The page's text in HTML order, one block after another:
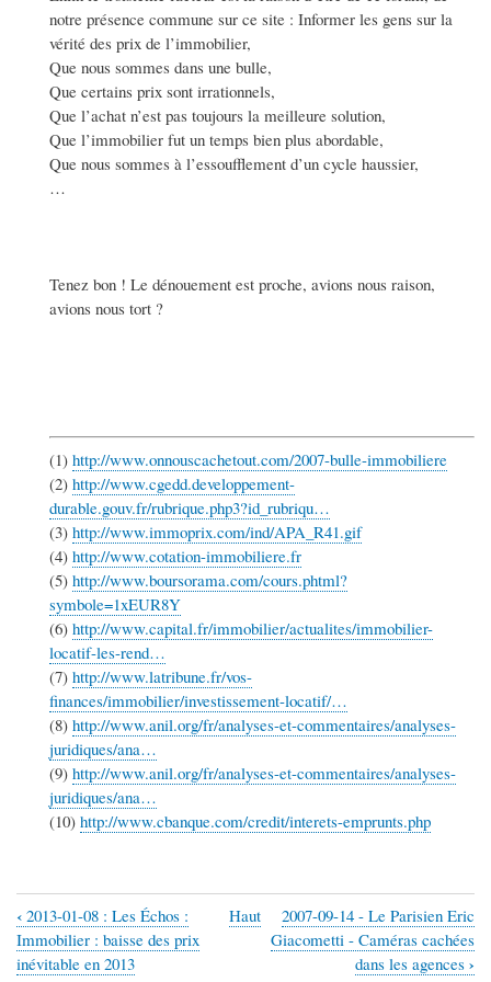
notre présence commune sur ce site : Informer les gens sur la
vérité des prix de l’immobilier,
Que nous sommes dans une bulle,
Que certains prix sont irrationnels,
Que l’achat n’est pas toujours la meilleure solution,
Que l’immobilier fut un temps bien plus abordable,
Que nous sommes à l’essoufflement d’un cycle haussier,
…
Tenez bon ! Le dénouement est proche, avions nous raison,
avions nous tort ?
(1) http://www.onnouscachetout.com/2007-bulle-immobiliere
(2) http://www.cgedd.developpement-
durable.gouv.fr/rubrique.php3?id_rubriqu…
(3) http://www.immoprix.com/ind/APA_R41.gif
(4) http://www.cotation-immobiliere.fr
(5) http://www.boursorama.com/cours.phtml?
symbole=1xEUR8Y
(6) http://www.capital.fr/immobilier/actualites/immobilier-
locatif-les-rend…
(7) http://www.latribune.fr/vos-
finances/immobilier/investissement-locatif/…
(8) http://www.anil.org/fr/analyses-et-commentaires/analyses-
juridiques/ana…
(9) http://www.anil.org/fr/analyses-et-commentaires/analyses-
juridiques/ana…
(10) http://www.cbanque.com/credit/interets-emprunts.php
Liens
transversaux
‹ 2013-01-08 : Les Échos :
Immobilier : baisse des prix
inévitable en 2013
Haut
2007-09-14 - Le Parisien Eric
Giacometti - Caméras cachées
dans les agences ›